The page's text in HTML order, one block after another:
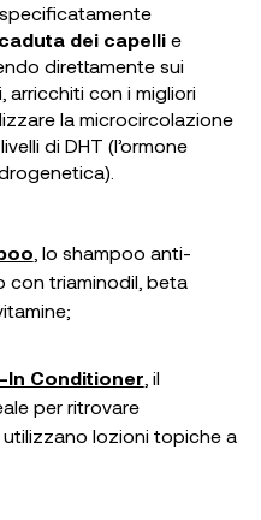
dei capellie
direttamente sui
arricchiti con i migliori
la microcircolazione
di DHT (l’ormone
, lo shampoo anti-
con triaminodil, beta
In Conditioner , il
per ritrovare
lozioni topiche a